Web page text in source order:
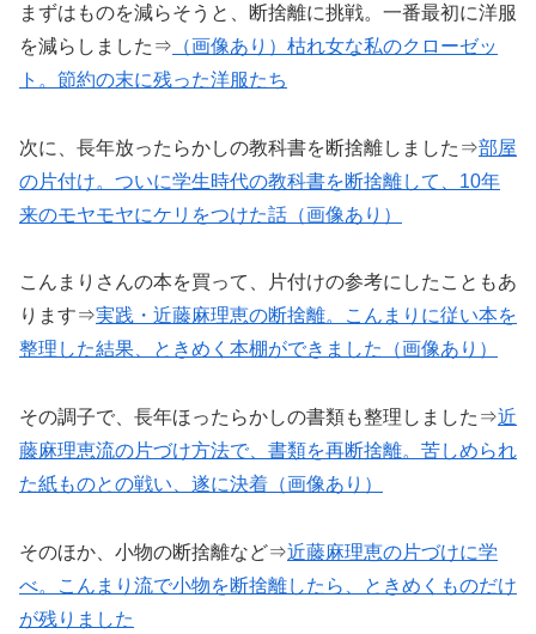
まずはものを減らそうと、断捨離に挑戦。一番最初に洋服
を減らしました⇒ （画像あり）枯れ女な私のクローゼッ
ト。節約の末に残った洋服たち
次に、長年放ったらかしの教科書を断捨離しました⇒部屋
の片付け。ついに学生時代の教科書を断捨離して、10年
来のモヤモヤにケリをつけた話（画像あり）
こんまりさんの本を買って、片付けの参考にしたこともあ
ります⇒実践・近藤麻理恵の断捨離。こんまりに従い本を
整理した結果、ときめく本棚ができました（画像あり）
その調子で、長年ほったらかしの書類も整理しました⇒近
藤麻理恵流の片づけ方法で、書類を再断捨離。苦しめられ
た紙ものとの戦い、遂に決着（画像あり）
そのほか、小物の断捨離など⇒近藤麻理恵の片づけに学
べ。こんまり流で小物を断捨離したら、ときめくものだけ
が残りました